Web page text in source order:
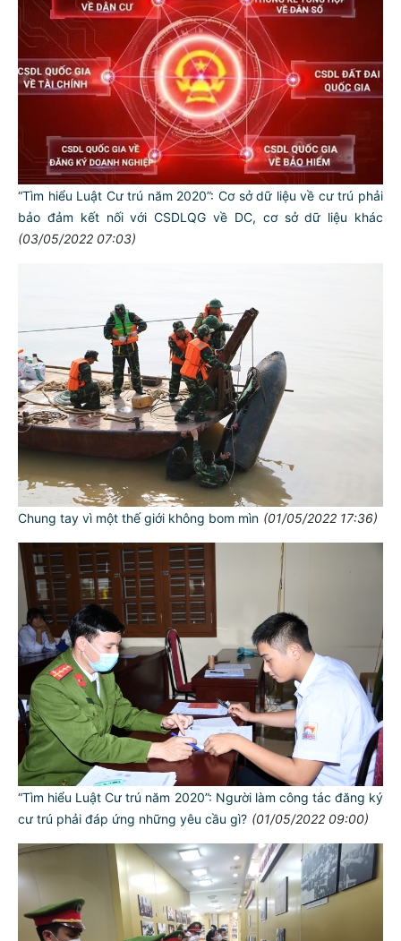
“Tìm hiểu Luật Cư trú năm 2020”: Cơ sở dữ liệu về cư trú phải
bảo đảm kết nối với CSDLQG về DC, cơ sở dữ liệu khác
(03/05/2022 07:03)
Chung tay vì một thế giới không bom mìn​ (01/05/2022 17:36)
“Tìm hiểu Luật Cư trú năm 2020”: Người làm công tác đăng ký
cư trú phải đáp ứng những yêu cầu gì? (01/05/2022 09:00)